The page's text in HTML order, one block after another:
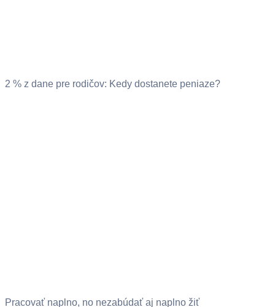
2 % z dane pre rodičov: Kedy dostanete peniaze?
Pracovať naplno, no nezabúdať aj naplno žiť